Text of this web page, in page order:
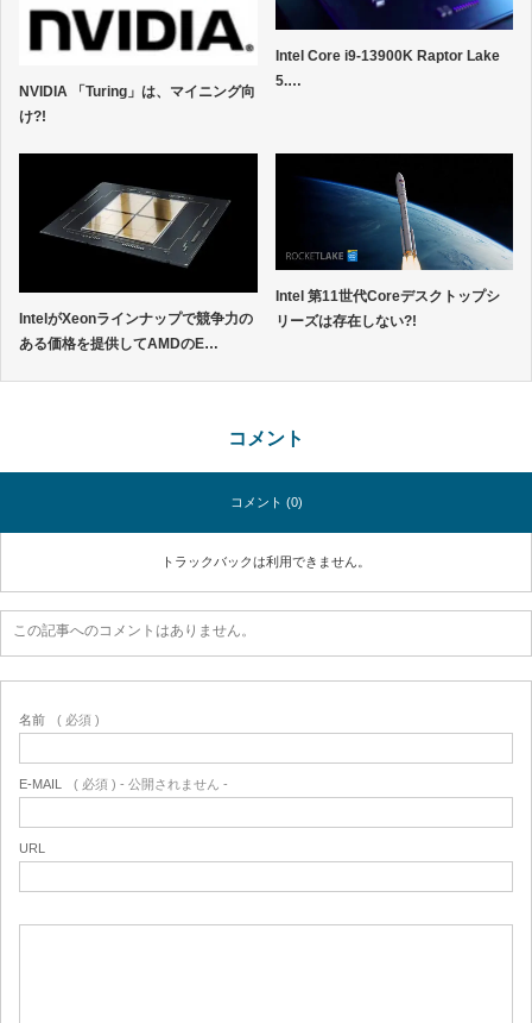
NVIDIA 「Turing」は、マイニング向
け?!
Intel Core i9-13900K Raptor Lake
5.…
IntelがXeonラインナップで競争力の
ある価格を提供してAMDのE…
Intel 第11世代Coreデスクトップシ
リーズは存在しない?!
コメント
コメント (0)
トラックバックは利用できません。
この記事へのコメントはありません。
名前 ( 必須 )
E-MAIL ( 必須 ) - 公開されません -
URL